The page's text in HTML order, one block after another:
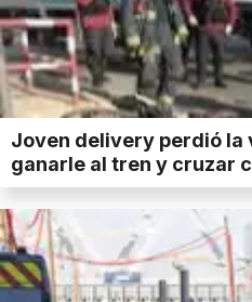
Joven delivery perdió la
ganarle al tren y cruzar